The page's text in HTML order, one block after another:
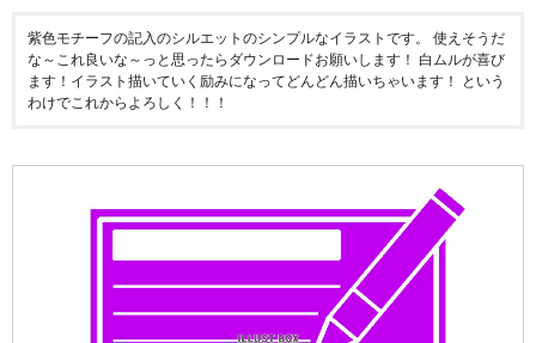
紫色モチーフの記入のシルエットのシンプルなイラストです。 使えそうだ
な～これ良いな～っと思ったらダウンロードお願いします！ 白ムルが喜び
ます！イラスト描いていく励みになってどんどん描いちゃいます！ という
わけでこれからよろしく！！！